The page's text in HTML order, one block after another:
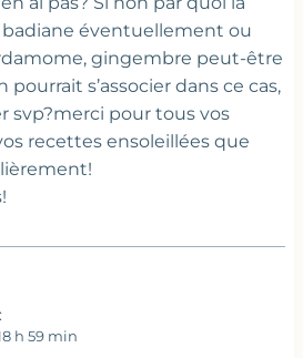
éventuellement ou
gingembre peut-être
pourrait s’associer dans ce cas,
svp?merci pour tous vos
recettes ensoleillées que
h 59 min